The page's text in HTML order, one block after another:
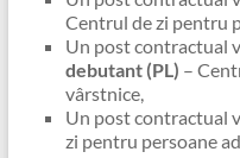
Centrul de zi pentru
Un post contractual
debutant (PL) –
vârstnice,
Un post contractual
zi pentru persoane